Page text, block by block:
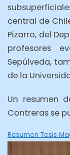
central de
Pizarro, del
profesores
Sepúlveda,
de la
Un resumen
Contreras se
Resumen Tesis